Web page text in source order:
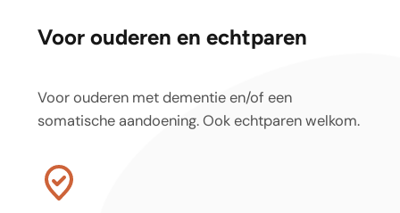
Voor ouderen en echtparen
Voor ouderen met dementie en/of een
somatische aandoening. Ook echtparen welkom.